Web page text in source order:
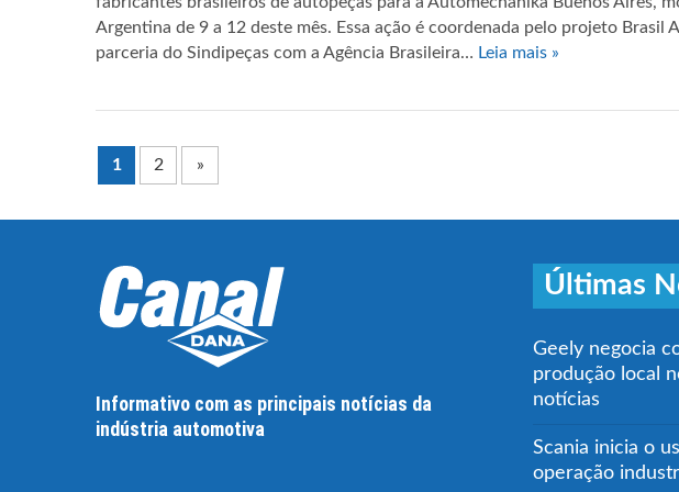
Argentina de 9 a 12 deste mês. Essa ação é coordenada pelo projeto Brasil
parceria do Sindipeças com a Agência Brasileira… Leia mais »
1 2 »
Informativo com as principais notícias da
indústria automotiva
Últimas
Geely negocia
produção local
notícias
Scania inicia o
operação